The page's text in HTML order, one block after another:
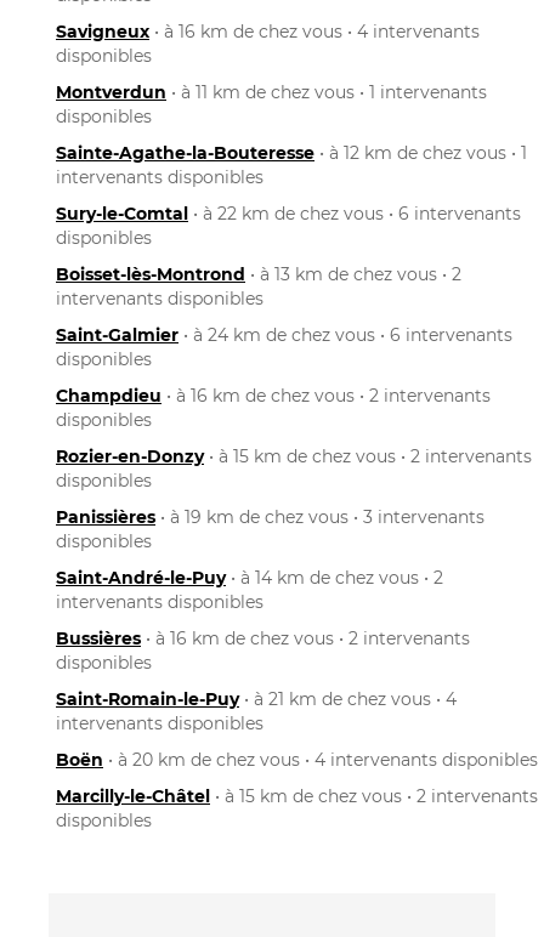
Savigneux • à 16 km de chez vous • 4 intervenants
disponibles
Montverdun • à 11 km de chez vous • 1 intervenants
disponibles
Sainte-Agathe-la-Bouteresse • à 12 km de chez vous • 1
intervenants disponibles
Sury-le-Comtal • à 22 km de chez vous • 6 intervenants
disponibles
Boisset-lès-Montrond • à 13 km de chez vous • 2
intervenants disponibles
Saint-Galmier • à 24 km de chez vous • 6 intervenants
disponibles
Champdieu • à 16 km de chez vous • 2 intervenants
disponibles
Rozier-en-Donzy• à 15 km de chez vous • 2 intervenants
disponibles
Panissières • à 19 km de chez vous • 3 intervenants
disponibles
Saint-André-le-Puy• à 14 km de chez vous • 2
intervenants disponibles
Bussières • à 16 km de chez vous • 2 intervenants
disponibles
Saint-Romain-le-Puy• à 21 km de chez vous • 4
intervenants disponibles
Boën • à 20 km de chez vous • 4 intervenants disponibles
Marcilly-le-Châtel • à 15 km de chez vous • 2 intervenants
disponibles